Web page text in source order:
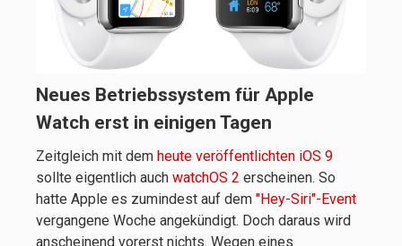
Neues Betriebssystem für Apple
Watch erst in einigen Tagen
Zeitgleich mit dem heute veröffentlichten iOS 9
sollte eigentlich auch watchOS 2 erscheinen. So
hatte Apple es zumindest auf dem "Hey-Siri"-Event
vergangene Woche angekündigt. Doch daraus wird
anscheinend vorerst nichts. Wegen eines